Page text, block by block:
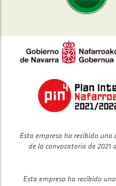
Esta empresa ha recibido
de la convocatoria de 2021
Esta empresa ha recibido